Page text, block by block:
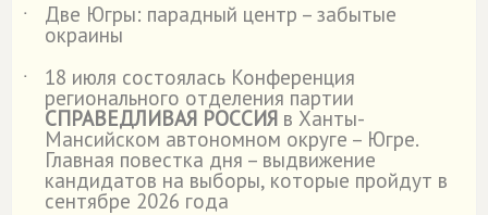
˙
Две Югры: парадный центр – забытые
окраины
˙
18 июля состоялась Конференция
регионального отделения партии
СПРАВЕДЛИВАЯ РОССИЯ в Ханты-
Мансийском автономном округе – Югре.
Главная повестка дня – выдвижение
кандидатов на выборы, которые пройдут в
сентябре 2026 года